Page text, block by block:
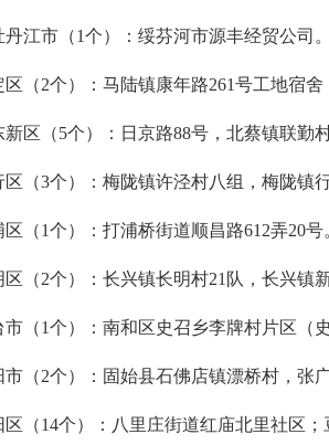
丹江市（1个）：绥芬河市源丰经贸公司
区（2个）：马陆镇康年路261号工地宿
新区（5个）：日京路88号，北蔡镇联
区（3个）：梅陇镇许泾村八组，梅陇镇
区（1个）：打浦桥街道顺昌路612弄20号
区（2个）：长兴镇长明村21队，长兴镇
市（1个）：南和区史召乡李牌村片区（
市（2个）：固始县石佛店镇漂桥村，张
区（14个）：八里庄街道红庙北里社区